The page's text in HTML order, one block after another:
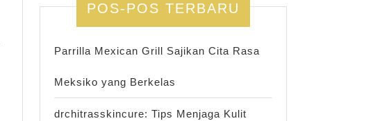
POS-POS TERBARU
Parrilla Mexican Grill Sajikan Cita Rasa
Meksiko yang Berkelas
drchitrasskincure: Tips Menjaga Kulit